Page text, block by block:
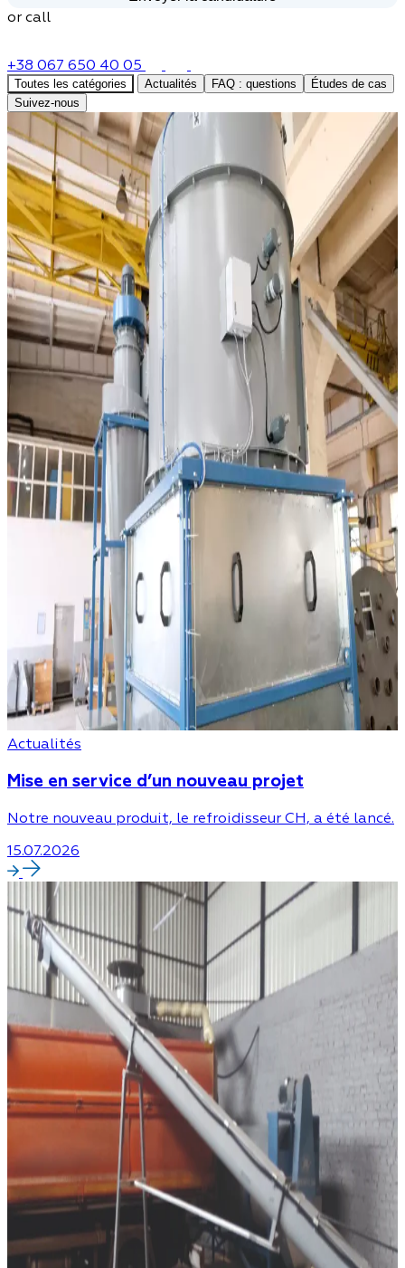
or call
+38 067 650 40 05
Toutes les catégories Actualités FAQ : questions
Études de cas
Suivez-nous
Actualités
Mise en service d’un nouveau projet
Notre nouveau produit, le refroidisseur CH, a été lancé.
15.07.2026